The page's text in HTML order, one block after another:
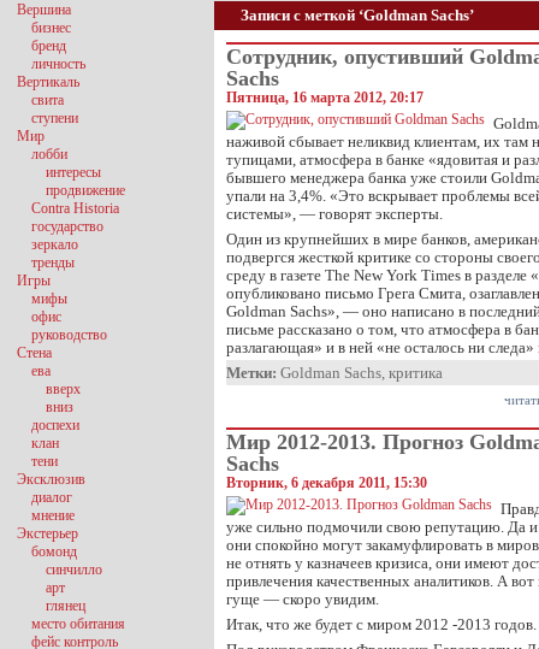
Записи с меткой ‘Goldman Sachs’
Сотрудник, опустивший
Sachs
Пятница, 16 марта 2012, 20:17
наживой сбывает неликвид клиентам, их там
тупицами, атмосфера в банке «ядовитая и
бывшего менеджера банка уже стоили
упали на 3,4%. «Это вскрывает проблемы
системы», — говорят эксперты.
Один из крупнейших в мире банков,
подвергся жесткой критике со стороны
среду в газете The New York Times в разделе
опубликовано письмо Грега Смита,
Goldman Sachs», — оно написано в
письме рассказано о том, что атмосфера в
разлагающая» и в ней «не осталось ни
Метки: Goldman Sachs, критика
Мир 2012-2013. Прогноз
Sachs
Вторник, 6 декабря 2011, 15:30
уже сильно подмочили свою репутацию. Да
они спокойно могут закамуфлировать в
не отнять у казначеев кризиса, они имеют
привлечения качественных аналитиков. А
гуще — скоро увидим.
Итак, что же будет с миром 2012 -2013 годов.
Вершина
бизнес
бренд
личность
Вертикаль
свита
ступени
Мир
лобби
интересы
продвижение
Contra Historia
государство
зеркало
тренды
Игры
мифы
офис
руководство
Стена
ева
вверх
вниз
доспехи
клан
тени
Эксклюзив
диалог
мнение
Экстерьер
бомонд
синчилло
арт
глянец
место обитания
фейс контроль